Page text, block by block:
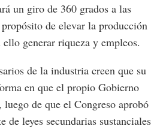
un giro de 360 grados a las
de elevar la producción
generar riqueza y empleos.
de la industria creen que su
en que el propio Gobierno
de que el Congreso aprobó
de leyes secundarias sustanciales